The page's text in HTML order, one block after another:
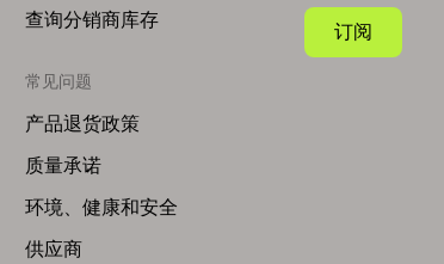
查询分销商库存
常见问题
产品退货政策
质量承诺
环境、健康和安全
供应商
订阅